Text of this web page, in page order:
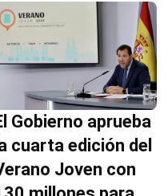
Gobierno aprueba
cuarta edición del
Joven con